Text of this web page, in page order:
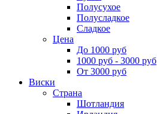
Полусухое
Полусладкое
Сладкое
Цена
До 1000 руб
1000 руб - 3000 руб
От 3000 руб
Виски
Страна
Шотландия